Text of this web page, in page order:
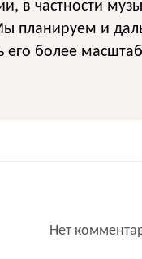
в частности
планируем и
его более
Нет